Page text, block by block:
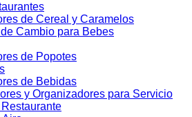
de Cereal y Caramelos
Cambio para Bebes
de Popotes
de Bebidas
y Organizadores para Servicio